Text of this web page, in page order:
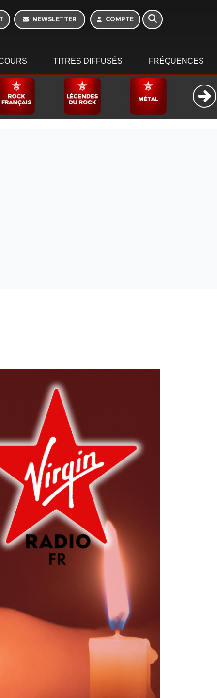
NEWSLETTER COMPTE
TITRES DIFFUSÉS FRÉQUENCES